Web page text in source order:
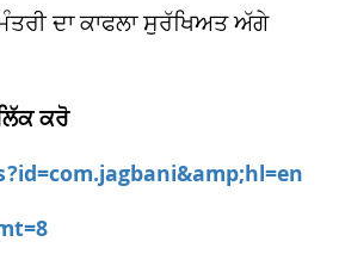
ਦਾ ਕਾਫਲਾ ਸੁਰੱਖਿਅਤ ਅੱਗੇ
ਕਰੋ